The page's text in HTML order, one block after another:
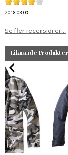
2018-03-03
Se fler recensioner...
Liknande Produkter